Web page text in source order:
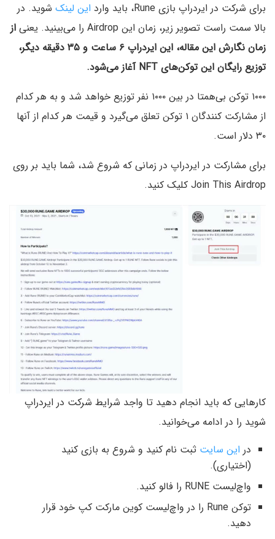
برای شرکت در ایردراپ بازی Rune، باید وارد
این لینک شوید. در
بالا سمت راست تصویر زیر، زمان این Airdrop را می‌بینید. یعنی
از
زمان نگارش این مقاله، این ایردراپ ۶ ساعت و ۳۵ دقیقه دیگر،
توزیع رایگان این توکن‌های NFT آغاز می‌شود.
۱۰۰۰ توکن بی‌همتا در بین ۱۰۰۰ نفر توزیع خواهد شد و به هر کدام
از مشارکت کنندگان ۱ توکن تعلق می‌گیرد و قیمت هر کدام از آنها
۳۰ دلار است.
برای مشارکت در ایردراپ در زمانی که شروع شد، شما باید بر روی
Join This Airdrop کلیک کنید.
کارهایی که باید انجام دهید تا واجد شرایط شرکت در ایردراپ
شوید را در ادامه می‌خوانید.
در این سایت ثبت نام کنید و شروع به بازی کنید
(اختیاری).
واچ‌لیست RUNE را فالو کنید.
توکن Rune را در واچ‌لیست کوین مارکت کپ خود قرار
دهید.